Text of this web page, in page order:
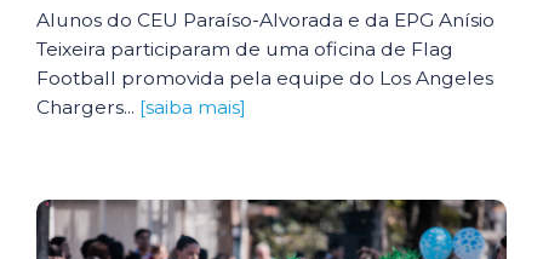
Alunos do CEU Paraíso-Alvorada e da EPG Anísio
Teixeira participaram de uma oficina de Flag
Football promovida pela equipe do Los Angeles
Chargers... [saiba mais]